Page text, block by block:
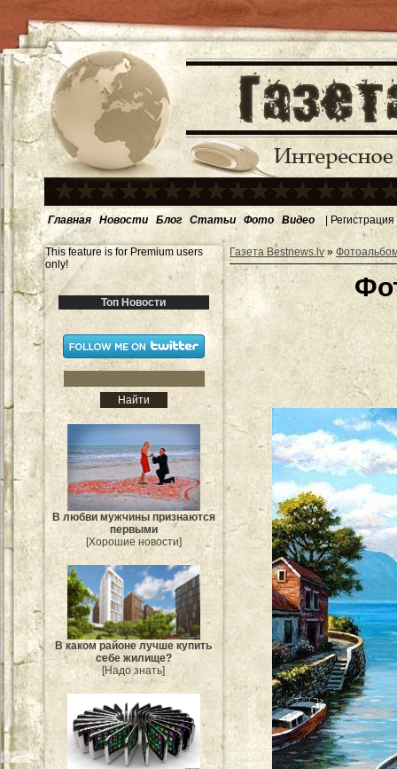
Главная Новости Блог Статьи Фото Видео | Регистрация
This feature is for Premium users
only!
Топ Новости
В любви мужчины признаются
первыми
[Хорошие новости]
В каком районе лучше купить
себе жилище?
[Надо знать]
Газета Bestnews.lv»